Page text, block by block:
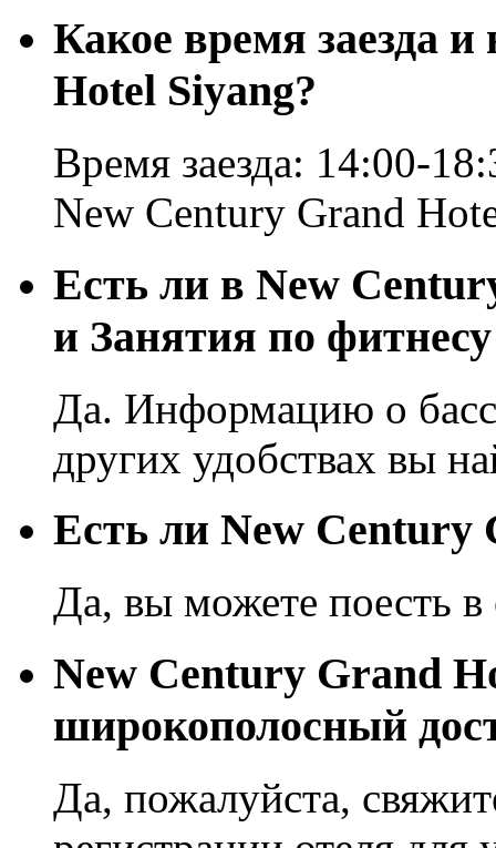
Какое время заезда
Hotel Siyang?
Время заезда: 14:00-
New Century Grand
Есть ли в New
и Занятия по
Да. Информацию о
других удобствах вы
Eсть ли New Century
Да, вы можете поесть в
New Century Grand
широкополосный
Да, пожалуйста,